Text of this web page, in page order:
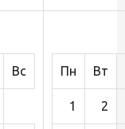
Вс Пн Вт
1 2